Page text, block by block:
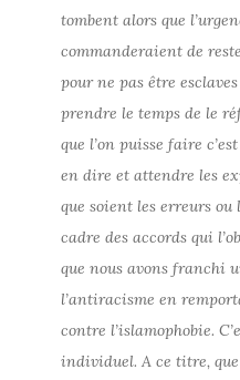
tombent alors que
commanderaient de
pour ne pas être
prendre le temps de le
que l’on puisse faire
en dire et attendre les
que soient les erreurs ou
cadre des accords qui
que nous avons franchi
l’antiracisme en
contre l’islamophobie.
individuel. A ce titre,